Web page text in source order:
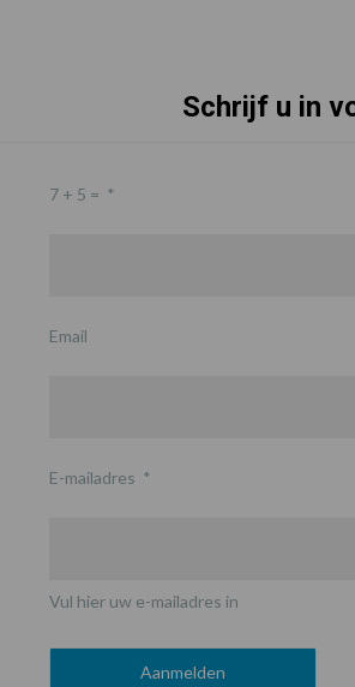
Schrijf u in
7 + 5 = *
Email
E-mailadres *
Vul hier uw e-mailadres in